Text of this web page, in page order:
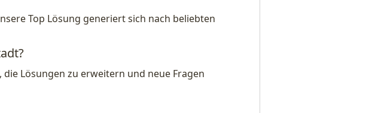
Top Lösung generiert sich nach beliebten
die Lösungen zu erweitern und neue Fragen